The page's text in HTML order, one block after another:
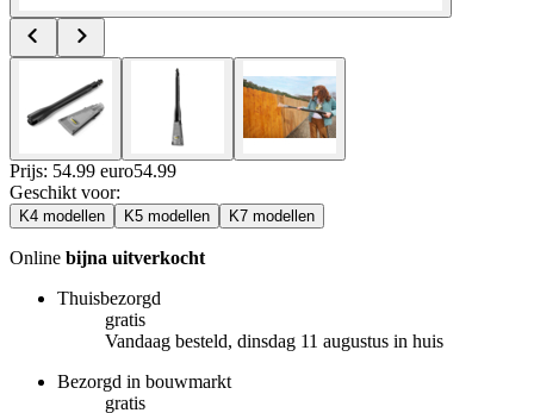
Prijs: 54.99 euro54.99
Geschikt voor:
K4 modellen K5 modellen K7 modellen
Online bijna uitverkocht
Thuisbezorgd
gratis
Vandaag besteld, dinsdag 11 augustus in huis
Bezorgd in bouwmarkt
gratis